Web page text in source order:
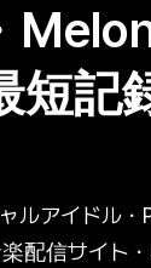
短
ルアイドル
配信サイト・